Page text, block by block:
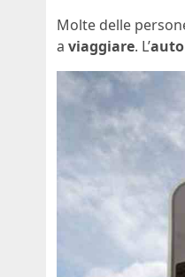
Molte delle
a viaggiare. L’auto